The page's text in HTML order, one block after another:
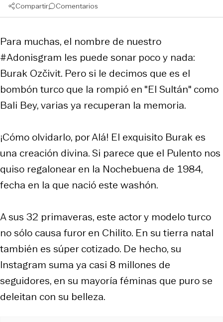
Compartir Comentarios
Para muchas, el nombre de nuestro
#Adonisgram les puede sonar poco y nada:
Burak Ozčivit. Pero si le decimos que es el
bombón turco que la rompió en "El Sultán" como
Bali Bey, varias ya recuperan la memoria.
¡Cómo olvidarlo, por Alá! El exquisito Burak es
una creación divina. Si parece que el Pulento nos
quiso regalonear en la Nochebuena de 1984,
fecha en la que nació este washón.
A sus 32 primaveras, este actor y modelo turco
no sólo causa furor en Chilito. En su tierra natal
también es súper cotizado. De hecho, su
Instagram suma ya casi 8 millones de
seguidores, en su mayoría féminas que puro se
deleitan con su belleza.